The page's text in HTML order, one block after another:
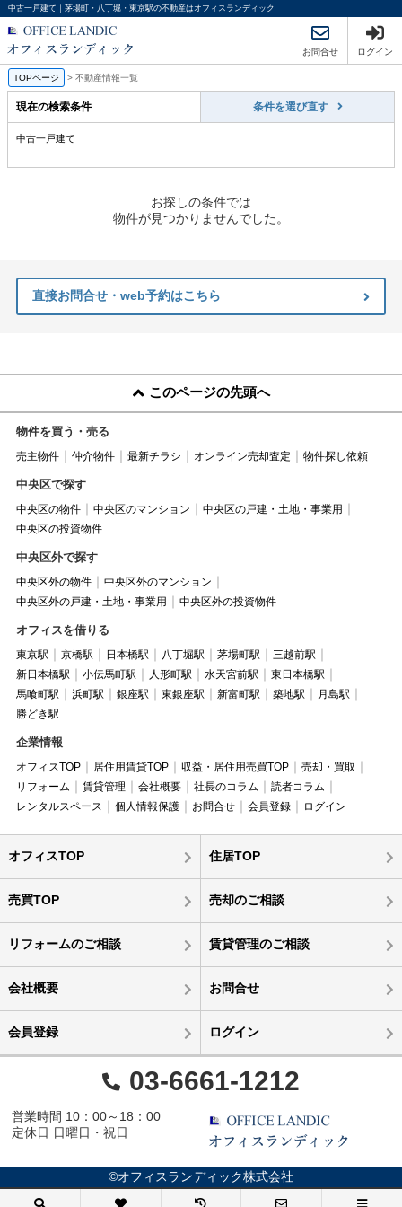
中古一戸建て｜茅場町・八丁堀・東京駅の不動産はオフィスランディック
お問合せ ログイン
TOPページ > 不動産情報一覧
現在の検索条件 条件を選び直す
中古一戸建て
お探しの条件では
物件が見つかりませんでした。
直接お問合せ・web予約はこちら
このページの先頭へ
物件を買う・売る
売主物件 仲介物件 最新チラシ オンライン売却査定 物件探し依頼
中央区で探す
中央区の物件 中央区のマンション
中央区の戸建・土地・事業用
中央区の投資物件
中央区外で探す
中央区外の物件
中央区外のマンション
中央区外の戸建・土地・事業用
中央区外の投資物件
オフィスを借りる
東京駅 京橋駅 日本橋駅 八丁堀駅 茅場町駅
三越前駅
新日本橋駅
小伝馬町駅 人形町駅 水天宮前駅
東日本橋駅
馬喰町駅
浜町駅 銀座駅 東銀座駅 新富町駅 築地駅
月島駅
勝どき駅
企業情報
オフィスTOP 居住用賃貸TOP 収益・居住用売買TOP
売却・買取
リフォーム
賃貸管理 会社概要 社長のコラム
読者コラム
レンタルスペース
個人情報保護 お問合せ 会員登録 ログイン
オフィスTOP 住居TOP
売買TOP 売却のご相談
リフォームのご相談 賃貸管理のご相談
会社概要 お問合せ
会員登録 ログイン
03-6661-1212
営業時間 10：00～18：00
定休日 日曜日・祝日
©オフィスランディック株式会社